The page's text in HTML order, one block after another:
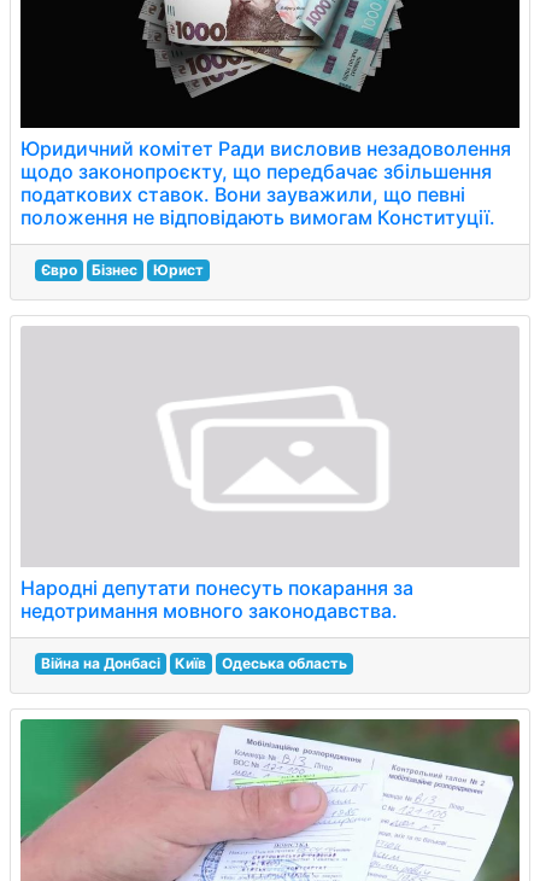
Юридичний комітет Ради висловив незадоволення
щодо законопроєкту, що передбачає збільшення
податкових ставок. Вони зауважили, що певні
положення не відповідають вимогам Конституції.
Євро Бізнес Юрист
Народні депутати понесуть покарання за
недотримання мовного законодавства.
Війна на Донбасі Київ Одеська область